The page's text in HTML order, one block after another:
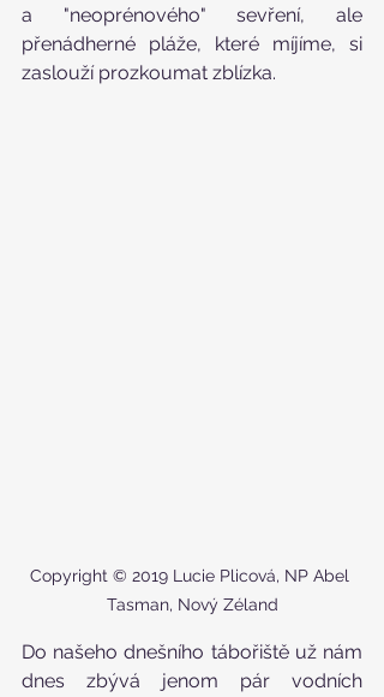
a "neoprénového" sevření, ale
přenádherné pláže, které míjíme, si
zaslouží prozkoumat zblízka.
Copyright © 2019 Lucie Plicová, NP Abel
Tasman, Nový Zéland
Do našeho dnešního tábořiště už nám
dnes zbývá jenom pár vodních